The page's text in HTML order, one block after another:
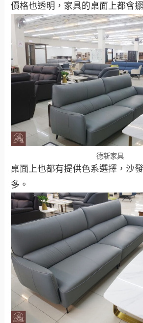
價格也透明，家具的桌面上都會
德新家具
桌面上也都有提供色系選擇，沙
多。